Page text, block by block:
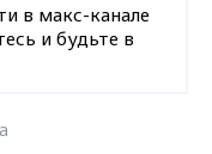
в макс-канале
и будьте в